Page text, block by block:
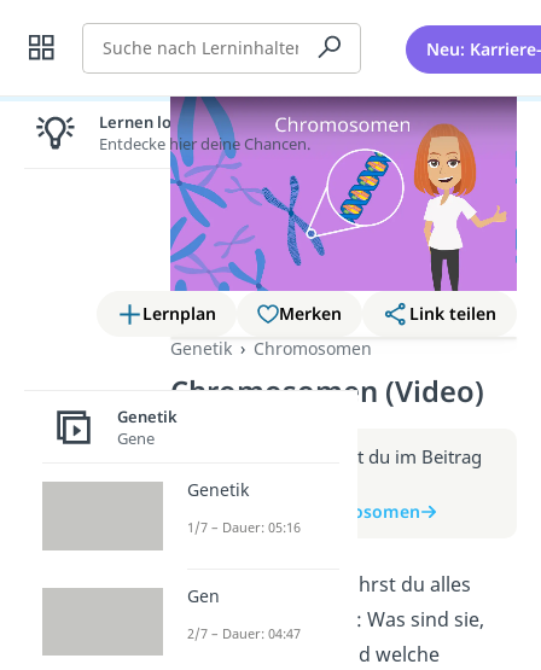
Suche Neu:
Lernplan Merken
Link teilen
Genetik
Chromosomen
Chromosomen (Video)
Weitere Infos erhältst du im Beitrag
zum Video
zum Beitrag: Chromosomen
In diesem Video erfährst du alles
über Chromosomen: Was sind sie,
wie sehen sie aus und welche
Lernen lohnt sich!
Entdecke hier deine Chancen.
Genetik
Gene
Genetik
1/7 – Dauer: 05:16
Gen
2/7 – Dauer: 04:47